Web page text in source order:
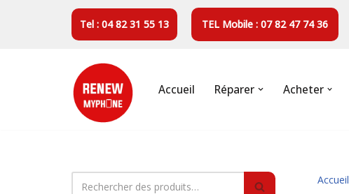
Tel : 04 82 31 55 13 TEL Mobile : 07 82 47 74 36
Accueil Réparer Acheter
Accueil